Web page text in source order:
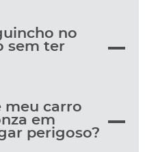
no
sem ter
meu carro
em
perigoso?